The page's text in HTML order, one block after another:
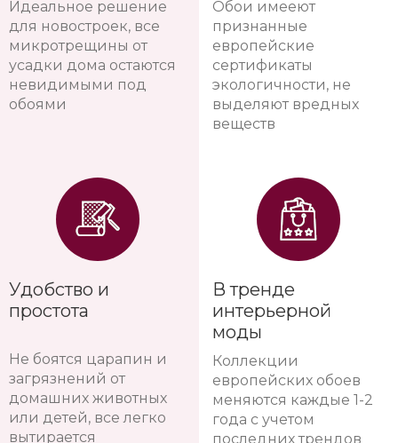
Идеальное решение
для новостроек, все
микротрещины от
усадки дома остаются
невидимыми под
обоями
Удобство и
простота
Не боятся царапин и
загрязнений от
домашних животных
или детей, все легко
вытирается
Обои имееют
признанные
европейские
сертификаты
экологичности, не
выделяют вредных
веществ
В тренде
интерьерной
моды
Коллекции
европейских обоев
меняются каждые 1-2
года с учетом
последних трендов